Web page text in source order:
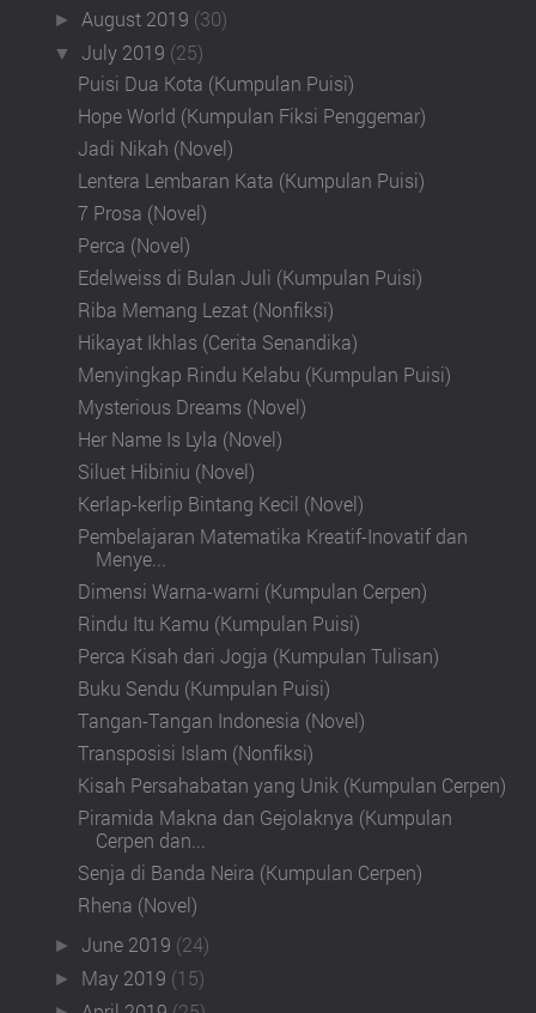
►August 2019 (30)
▼July 2019 (25)
Puisi Dua Kota (Kumpulan Puisi)
Hope World (Kumpulan Fiksi Penggemar)
Jadi Nikah (Novel)
Lentera Lembaran Kata (Kumpulan Puisi)
7 Prosa (Novel)
Perca (Novel)
Edelweiss di Bulan Juli (Kumpulan Puisi)
Riba Memang Lezat (Nonfiksi)
Hikayat Ikhlas (Cerita Senandika)
Menyingkap Rindu Kelabu (Kumpulan Puisi)
Mysterious Dreams (Novel)
Her Name Is Lyla (Novel)
Siluet Hibiniu (Novel)
Kerlap-kerlip Bintang Kecil (Novel)
Pembelajaran Matematika Kreatif-Inovatif dan
Menye...
Dimensi Warna-warni (Kumpulan Cerpen)
Rindu Itu Kamu (Kumpulan Puisi)
Perca Kisah dari Jogja (Kumpulan Tulisan)
Buku Sendu (Kumpulan Puisi)
Tangan-Tangan Indonesia (Novel)
Transposisi Islam (Nonfiksi)
Kisah Persahabatan yang Unik (Kumpulan Cerpen)
Piramida Makna dan Gejolaknya (Kumpulan
Cerpen dan...
Senja di Banda Neira (Kumpulan Cerpen)
Rhena (Novel)
►June 2019 (24)
► May 2019 (15)